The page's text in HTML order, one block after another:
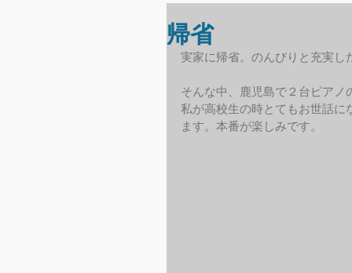
帰省
実家に帰省。のんびりと充実し
そんな中、鹿児島で２台ピアノ
私が高校生の時とてもお世話に
ます。本番が楽しみです。